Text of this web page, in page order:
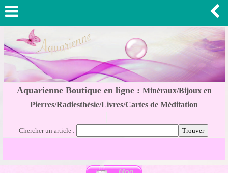
Aquarienne Boutique en ligne : Minéraux/Bijoux en
Pierres/Radiesthésie/Livres/Cartes de Méditation
Chercher un article :